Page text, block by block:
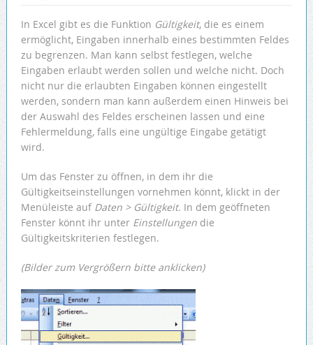
In Excel gibt es die Funktion Gültigkeit, die es einem
ermöglicht, Eingaben innerhalb eines bestimmten Feldes
zu begrenzen. Man kann selbst festlegen, welche
Eingaben erlaubt werden sollen und welche nicht. Doch
nicht nur die erlaubten Eingaben können eingestellt
werden, sondern man kann außerdem einen Hinweis bei
der Auswahl des Feldes erscheinen lassen und eine
Fehlermeldung, falls eine ungültige Eingabe getätigt
wird.
Um das Fenster zu öffnen, in dem ihr die
Gültigkeitseinstellungen vornehmen könnt, klickt in der
Menüleiste auf Daten > Gültigkeit. In dem geöffneten
Fenster könnt ihr unter Einstellungendie
Gültigkeitskriterien festlegen.
(Bilder zum Vergrößern bitte anklicken)